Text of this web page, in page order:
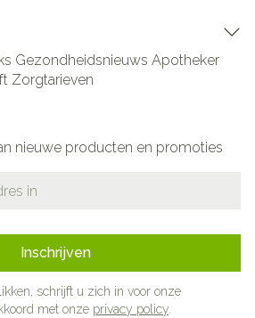
Gezondheidsnieuws Apotheker
Zorgtarieven
nieuwe producten en promoties
Inschrijven
schrijft u zich in voor onze
met onze privacy policy